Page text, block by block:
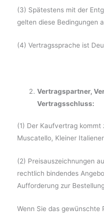
(3) Spätestens mit der
gelten diese Bedingungen
(4) Vertragssprache ist
Vertragspartner,
Vertragsschluss:
(1) Der Kaufvertrag
Muscatello, Kleiner
(2) Preisauszeichnungen
rechtlich bindendes
Aufforderung zur
Wenn Sie das gewünschte